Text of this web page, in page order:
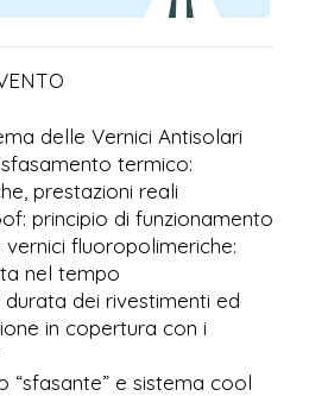
delle Vernici Antisolari
termico:
prestazioni reali
principio di funzionamento
vernici fluoropolimeriche:
nel tempo
dei rivestimenti ed
in copertura con i
“sfasante” e sistema cool